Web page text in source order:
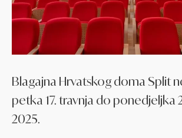
Blagajna Hrvatskog doma Split
petka 17. travnja do ponedjeljka
2025.